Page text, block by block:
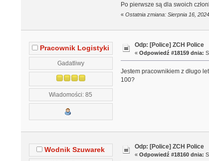
Po pierwsze są dla swoich
« Ostatnia zmiana: Sierpnia 16,
Pracownik Logistyki
Gadatliwy
Wiadomości: 85
Odp: [Police] ZCH Police
«Odpowiedź #18159 dnia:
Jestem pracownikiem z długo
100?
Wodnik Szuwarek Odp: [Police] ZCH Police
«Odpowiedź #18160 dnia: